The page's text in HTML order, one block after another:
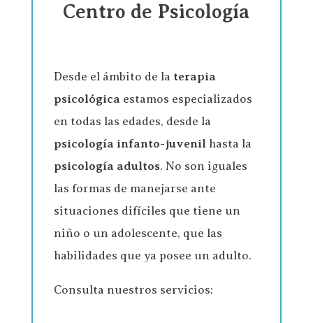
Centro de Psicología
Desde el ámbito de la terapia
psicológica estamos especializados
en todas las edades, desde la
psicología infanto-juvenilhasta la
psicología adultos. No son iguales
las formas de manejarse ante
situaciones difíciles que tiene un
niño o un adolescente, que las
habilidades que ya posee un adulto.
Consulta nuestros servicios: